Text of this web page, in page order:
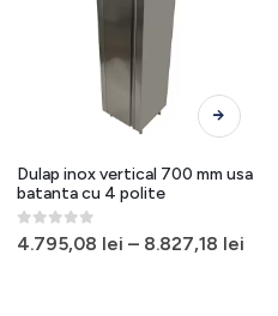
Acest produs are mai multe variații. Opțiunile pot fi alese în pagina produsului.
Dulap inox vertical 700 mm usa
batanta cu 4 polite
0out of 5
4.795,08 lei – 8.827,18 lei